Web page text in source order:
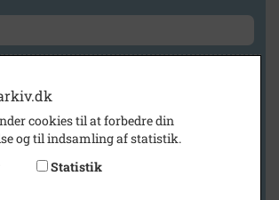
filmklipcookies til at forbedre din
og til indsamling af statistik.
Statistik